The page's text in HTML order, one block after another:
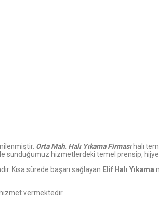
OrtaMah. Halı Yıkama Firmasıhalı
sunduğumuz hizmetlerdeki temel prensip,
Kısa sürede başarı sağlayan Elif Halı Yıkama
vermektedir.